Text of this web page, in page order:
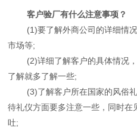
客户验厂有什么注意事项？
(1)要了解外商公司的详细情况
市场等;
(2)详细了解客户的具体情况，
了解就多了解一些;
(3)了解客户所在国家的风俗礼
待礼仪方面要多注意一些，同时
吐;